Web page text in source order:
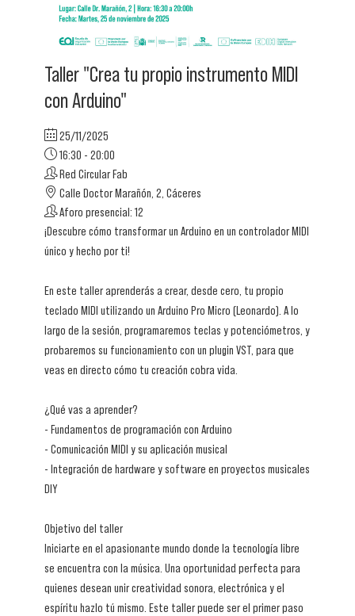
Taller "Crea tu propio instrumento MIDI
con Arduino"
25/11/2025
16:30 - 20:00
Red Circular Fab
Calle Doctor Marañón, 2, Cáceres
Aforo presencial: 12
¡Descubre cómo transformar un Arduino en un controlador MIDI
único y hecho por ti!
En este taller aprenderás a crear, desde cero, tu propio
teclado MIDI utilizando un Arduino Pro Micro (Leonardo). A lo
largo de la sesión, programaremos teclas y potenciómetros, y
probaremos su funcionamiento con un plugin VST, para que
veas en directo cómo tu creación cobra vida.
¿Qué vas a aprender?
- Fundamentos de programación con Arduino
- Comunicación MIDI y su aplicación musical
- Integración de hardware y software en proyectos musicales
DIY
Objetivo del taller
Iniciarte en el apasionante mundo donde la tecnología libre
se encuentra con la música. Una oportunidad perfecta para
quienes desean unir creatividad sonora, electrónica y el
espíritu hazlo tú mismo. Este taller puede ser el primer paso